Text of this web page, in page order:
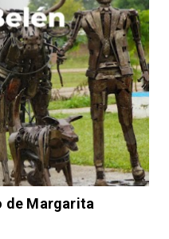
de Margarita